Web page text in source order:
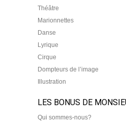
Théâtre
Marionnettes
Danse
Lyrique
Cirque
Dompteurs de l’image
Illustration
LES BONUS DE
Qui sommes-nous?